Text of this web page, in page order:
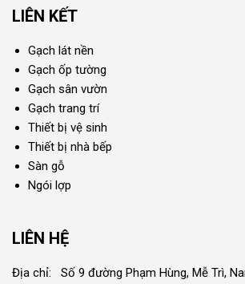
LIÊN KẾT
Gạch lát nền
Gạch ốp tường
Gạch sân vườn
Gạch trang trí
Thiết bị vệ sinh
Thiết bị nhà bếp
Sàn gỗ
Ngói lợp
LIÊN HỆ
Địa chỉ: Số 9 đường Phạm Hùng, Mễ Trì,